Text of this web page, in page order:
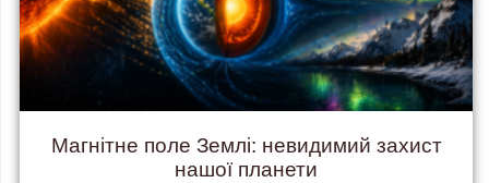
Магнітне поле Землі: невидимий захист
нашої планети